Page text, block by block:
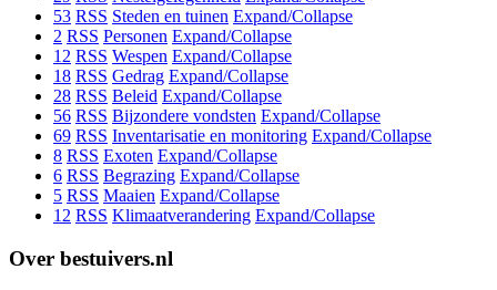
53 RSS Steden en tuinen Expand/Collapse
2 RSS Personen Expand/Collapse
12 RSS Wespen Expand/Collapse
18 RSS Gedrag Expand/Collapse
28 RSS Beleid Expand/Collapse
56 RSS Bijzondere vondsten Expand/Collapse
69 RSS Inventarisatie en monitoring Expand/Collapse
8 RSS Exoten Expand/Collapse
6 RSS Begrazing Expand/Collapse
5 RSS Maaien Expand/Collapse
12 RSS Klimaatverandering Expand/Collapse
Over bestuivers.nl